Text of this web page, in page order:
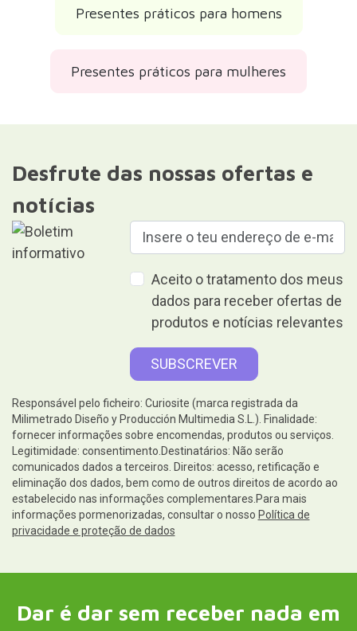
Presentes práticos para homens
Presentes práticos para mulheres
Desfrute das nossas ofertas e
notícias
Aceito o tratamento dos meus
dados para receber ofertas de
produtos e notícias relevantes
Responsável pelo ficheiro: Curiosite (marca registrada da
Milimetrado Diseño y Producción Multimedia S.L.). Finalidade:
fornecer informações sobre encomendas, produtos ou serviços.
Legitimidade: consentimento.Destinatários: Não serão
comunicados dados a terceiros. Direitos: acesso, retificação e
eliminação dos dados, bem como de outros direitos de acordo ao
estabelecido nas informações complementares.Para mais
informações pormenorizadas, consultar o nosso Política de
privacidade e proteção de dados
Dar é dar sem receber nada em